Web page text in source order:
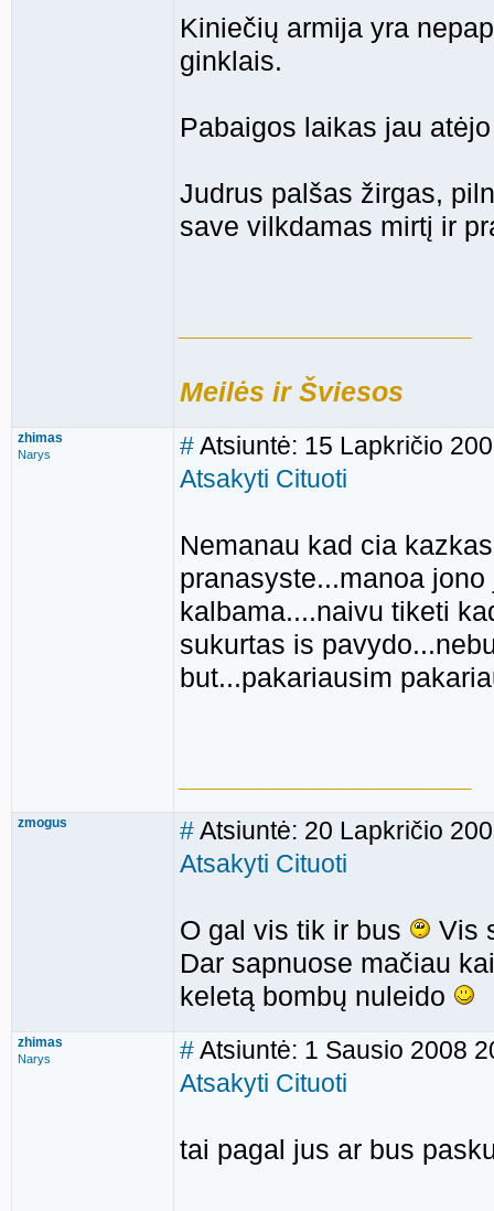
Kiniečių armija yra
ginklais.
Pabaigos laikas jau
Judrus palšas žirgas,
save vilkdamas mirtį ir
Meilės ir Šviesos
zhimas
Narys # Atsiuntė: 15 Lapkričio
Atsakyti Cituoti
Nemanau kad cia
pranasyste...manoa
kalbama....naivu tiketi
sukurtas is
but...pakariausim
zmogus # Atsiuntė: 20 Lapkričio
Atsakyti Cituoti
O gal vis tik ir bus
Vis
Dar sapnuose mačiau
keletą bombų nuleido
zhimas
Narys # Atsiuntė: 1 Sausio 2008
Atsakyti Cituoti
tai pagal jus ar bus